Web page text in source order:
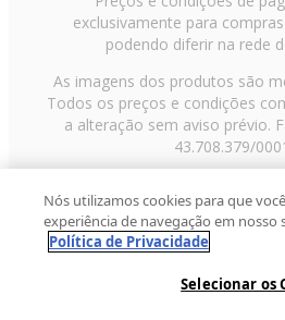
exclusivamente para
podendo diferir na rede
As imagens dos produtos são
Todos os preços e condições
a alteração sem aviso prévio.
43.708.379/
Paulo/SP, CEP 02029-001,
2013 Fast Shop - Todos os
Nós utilizamos cookies para que
experiência de navegação em nosso
Política de Privacidade
Selecionar os